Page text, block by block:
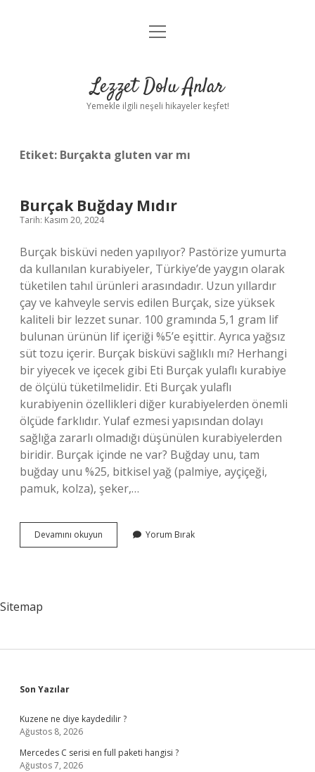
Anasayfa
Yasal Uyarı
menüyü
Lezzet Dolu Anlar
Yemekle ilgili neşeli hikayeler keşfet!
Etiket: Burçakta gluten var mı
Burçak Buğday Mıdır
Tarih: Kasım 20, 2024
Burçak bisküvi neden yapılıyor? Pastörize yumurta
da kullanılan kurabiyeler, Türkiye’de yaygın olarak
tüketilen tahıl ürünleri arasındadır. Uzun yıllardır
çay ve kahveyle servis edilen Burçak, size yüksek
kaliteli bir lezzet sunar. 100 gramında 5,1 gram lif
bulunan ürünün lif içeriği %5’e eşittir. Ayrıca yağsız
süt tozu içerir. Burçak bisküvi sağlıklı mı? Herhangi
bir yiyecek ve içecek gibi Eti Burçak yulaflı kurabiye
de ölçülü tüketilmelidir. Eti Burçak yulaflı
kurabiyenin özellikleri diğer kurabiyelerden önemli
ölçüde farklıdır. Yulaf ezmesi yapısından dolayı
sağlığa zararlı olmadığı düşünülen kurabiyelerden
biridir. Burçak içinde ne var? Buğday unu, tam
buğday unu %25, bitkisel yağ (palmiye, ayçiçeği,
pamuk, kolza), şeker,…
Devamını okuyun
Buğday
Yorum Bırak
Sitemap
Sidebar
Son Yazılar
Kuzene ne diye kaydedilir ?
Ağustos 8, 2026
Mercedes C serisi en full paketi hangisi ?
Ağustos 7, 2026